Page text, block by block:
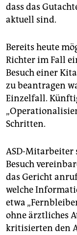
dass das
aktuell sind.
Bereits heute
Richter im Fall
Besuch einer
zu beantragen
Einzelfall.
Schritten.
ASD-Mitarbeiter
Besuch
das Gericht
welche
etwa
ohne ärztliches
kritisierten den